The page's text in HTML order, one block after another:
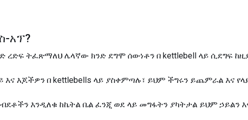
አፕ?
ረድፍ ትፈጽማለህ ሌላኛው ክንድ ደግሞ ሰውነቶን በ kettlebell ላይ ሲደግፍ
እና እጆችዎን በ kettlebells ላይ ያስቀምጣሉ፣ ይህም ችግሩን ይጨምራል እና
ክብደቶችን እንዲለቁ ከኬትል ቤል ፈንጂ ወደ ላይ መግፋትን ያካትታል ይህም ኃይልን